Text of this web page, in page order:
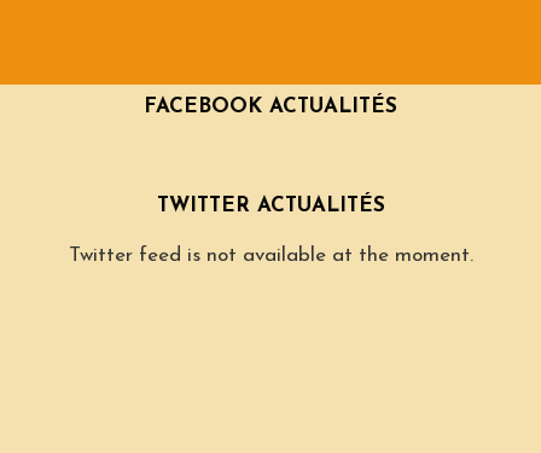
FACEBOOK ACTUALITÉS
TWITTER ACTUALITÉS
Twitter feed is not available at the moment.